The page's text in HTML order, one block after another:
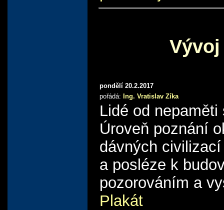
pondělí 20.2.2017
pořádá: Ing. Vratislav Zíka
Lidé od
Úroveň poznání
dávných
a posléze k
pozorováním a
Plakát